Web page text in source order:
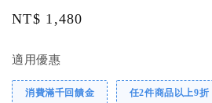
Regular
NT$ 1,480
適用優惠
消費滿千回饋金 任2件商品以上9折